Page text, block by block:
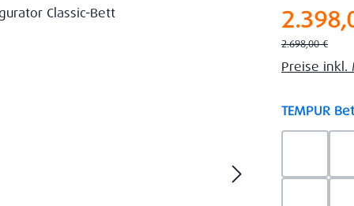
Regulärer Preis:
2.698,00 €
Preise inkl.
TEMPUR